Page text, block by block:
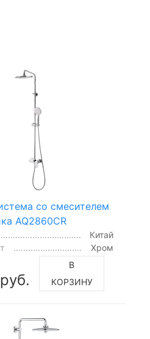
со смесителем
AQ2860CR
Китай
Хром
В
КОРЗИНУ